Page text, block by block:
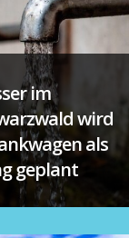
im
wird
als
geplant